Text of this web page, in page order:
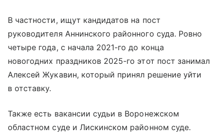
В частности, ищут кандидатов на пост
руководителя Аннинского районного суда. Ровно
четыре года, с начала 2021-го до конца
новогодних праздников 2025-го этот пост занимал
Алексей Жукавин, который принял решение уйти
в отставку.
Также есть вакансии судьи в Воронежском
областном суде и Лискинском районном суде.